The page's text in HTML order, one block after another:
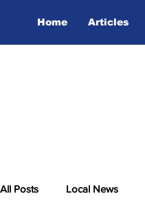
Home Articles
All Posts Local News